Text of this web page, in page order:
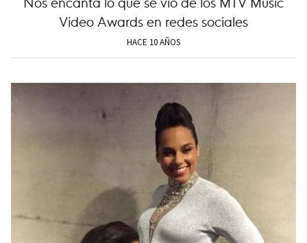
Video Awards en redes sociales
HACE 10 AÑOS